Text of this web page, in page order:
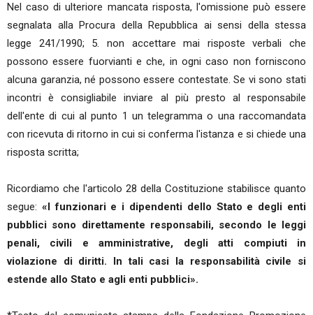
Nel caso di ulteriore mancata risposta, l'omissione può essere
segnalata alla Procura della Repubblica ai sensi della stessa
legge 241/1990; 5. non accettare mai risposte verbali che
possono essere fuorvianti e che, in ogni caso non forniscono
alcuna garanzia, né possono essere contestate. Se vi sono stati
incontri è consigliabile inviare al più presto al responsabile
dell'ente di cui al punto 1 un telegramma o una raccomandata
con ricevuta di ritorno in cui si conferma l'istanza e si chiede una
risposta scritta;
Ricordiamo che l'articolo 28 della Costituzione stabilisce quanto
segue: «I funzionari e i dipendenti dello Stato e degli enti
pubblici sono direttamente responsabili, secondo le leggi
penali, civili e amministrative, degli atti compiuti in
violazione di diritti. In tali casi la responsabilità civile si
estende allo Stato e agli enti pubblici».